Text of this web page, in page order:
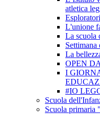
atletica
L'unione
La scuola
La
OPEN
I
#IO
Scuola
Scuola